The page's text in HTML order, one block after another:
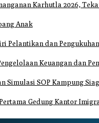
Karhutla 2026,
Anak
dan
Keuangan dan
SOP Kampung
Gedung Kantor